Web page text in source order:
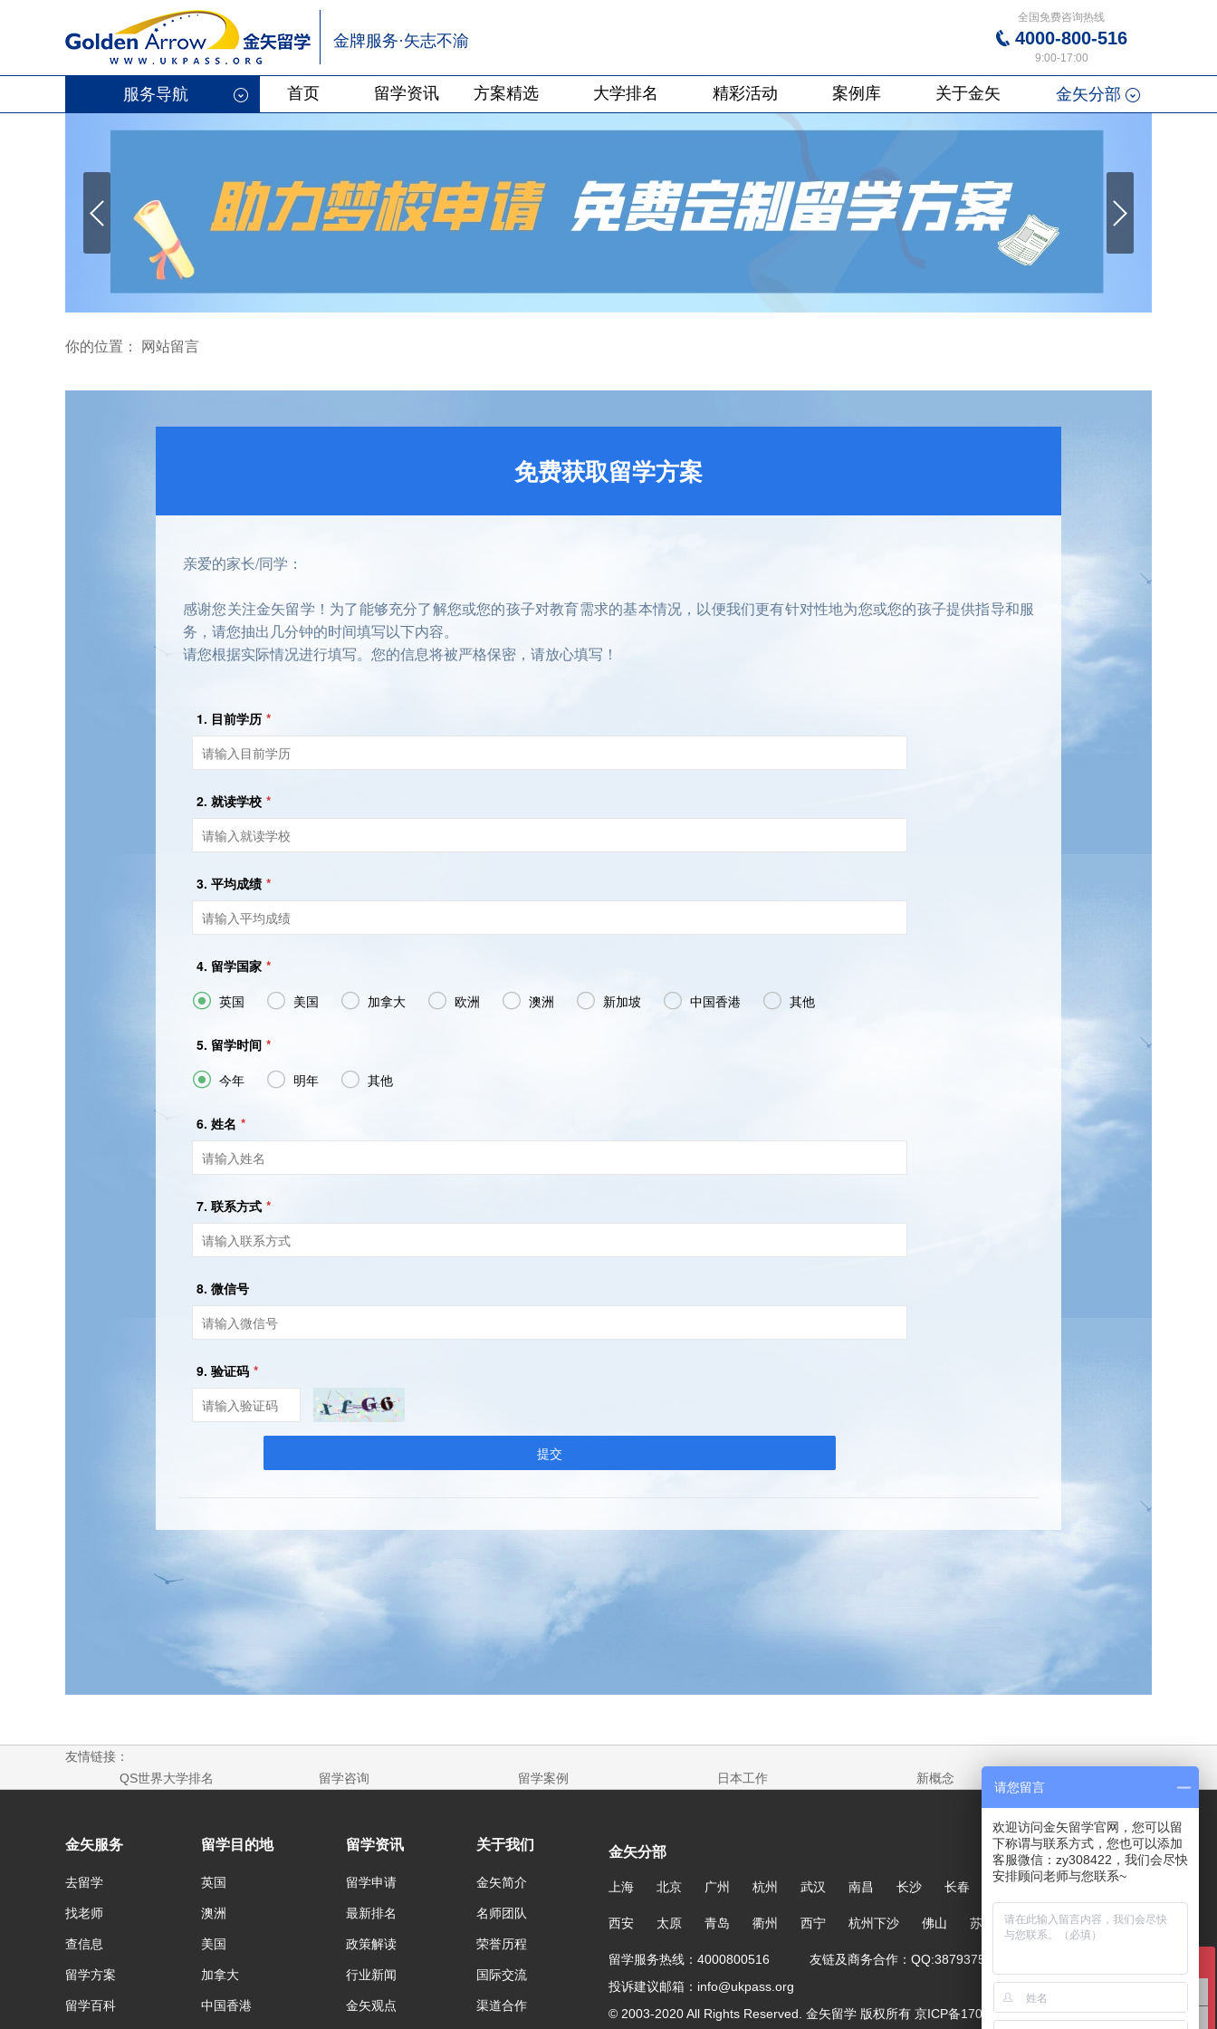
金牌服务·矢志不渝
全国免费咨询热线
4000-800-516
9:00-17:00
服务导航 首页 留学资讯 方案精选 大学排名 精彩活动 案例库 关于金矢 金矢分部
你的位置： 网站留言
友情链接：
QS世界大学排名
留学咨询 留学案例 日本工作 新概念
金矢服务
去留学
找老师
查信息
留学方案
留学百科
留学目的地
英国
澳洲
美国
加拿大
中国香港
留学资讯
留学申请
最新排名
政策解读
行业新闻
金矢观点
关于我们
金矢简介
名师团队
荣誉历程
国际交流
渠道合作
金矢分部
上海 北京 广州 杭州 武汉 南昌 长沙 长春 哈尔滨 大连 郑州
西安 太原 青岛 衢州 西宁 杭州下沙 佛山 苏州
留学服务热线：4000800516 友链及商务合作：QQ:387937567
投诉建议邮箱：info@ukpass.org
© 2003-2020 All Rights Reserved. 金矢留学 版权所有 京ICP备17005244号-1 澳洲留学咨询
请您留言
欢迎访问金矢留学官网，您可以留
下称谓与联系方式，您也可以添加
客服微信：zy308422，我们会尽快
安排顾问老师与您联系~